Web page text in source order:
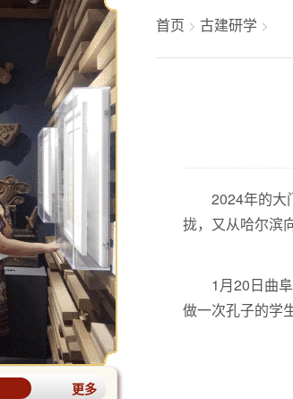
更多
首页 > 古建研学 >
2024年的大
拢，又从哈尔滨
1月20日曲
做一次孔子的学生